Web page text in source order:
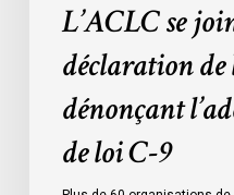
L’ACLC se
déclaration de
dénonçant
de loi C-9